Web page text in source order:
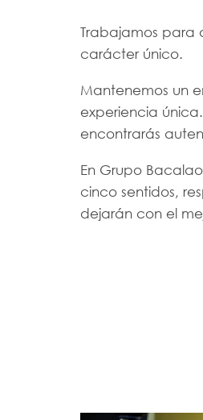
Trabajamos para
carácter único.
Mantenemos un
experiencia
encontrarás
En Grupo
cinco sentidos,
dejarán con el